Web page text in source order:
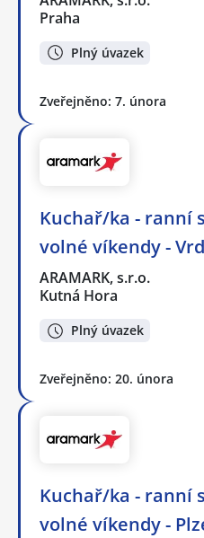
Praha
Plný úvazek
Zveřejněno: 7. února
Kuchař/ka - ranní
volné víkendy -
ARAMARK, s.r.o.
Kutná Hora
Plný úvazek
Zveřejněno: 20. února
Kuchař/ka - ranní
volné víkendy -